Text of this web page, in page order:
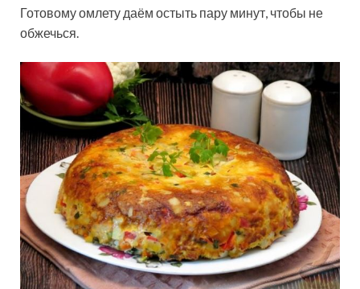
Готовому омлету даём остыть пару минут, чтобы не
обжечься.